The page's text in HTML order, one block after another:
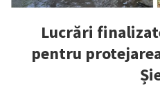
Lucrări
pentru